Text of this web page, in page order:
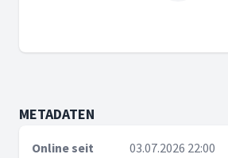
METADATEN
Online seit
03.07.2026 22:00